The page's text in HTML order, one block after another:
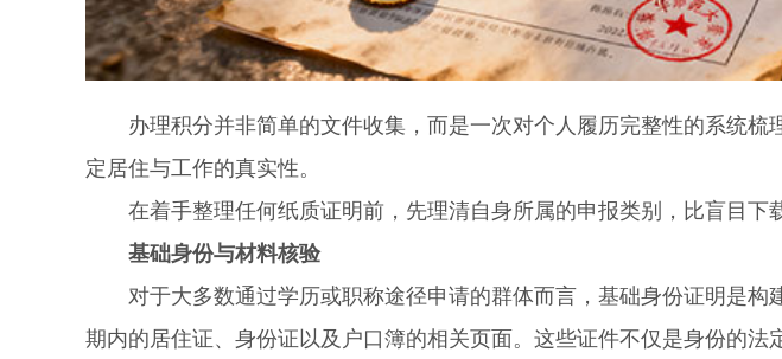
办理积分并非简单的文件收集，而是一次对个人履历完整性的系统梳
定居住与工作的真实性。
在着手整理任何纸质证明前，先理清自身所属的申报类别，比盲目下
基础身份与材料核验
对于大多数通过学历或职称途径申请的群体而言，基础身份证明是构
期内的居住证、身份证以及户口簿的相关页面。这些证件不仅是身份的法